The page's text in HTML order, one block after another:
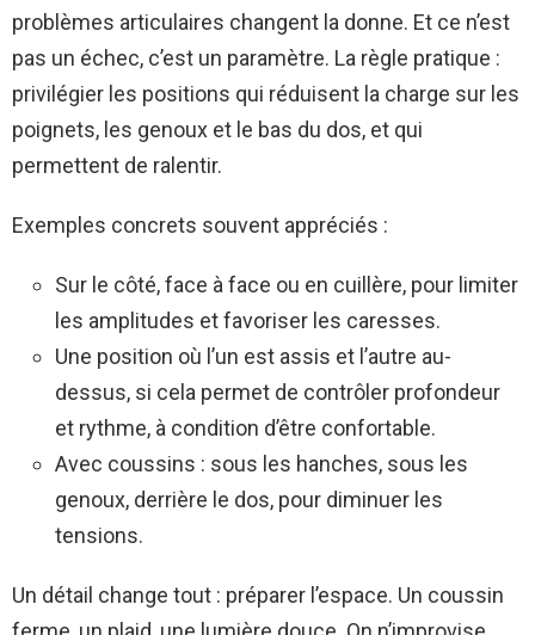
problèmes articulaires changent la donne. Et ce n’est
pas un échec, c’est un paramètre. La règle pratique :
privilégier les positions qui réduisent la charge sur les
poignets, les genoux et le bas du dos, et qui
permettent de ralentir.
Exemples concrets souvent appréciés :
Sur le côté, face à face ou en cuillère, pour limiter
les amplitudes et favoriser les caresses.
Une position où l’un est assis et l’autre au-
dessus, si cela permet de contrôler profondeur
et rythme, à condition d’être confortable.
Avec coussins : sous les hanches, sous les
genoux, derrière le dos, pour diminuer les
tensions.
Un détail change tout : préparer l’espace. Un coussin